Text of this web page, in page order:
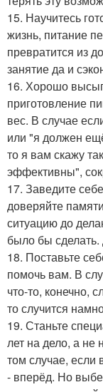
15. Научитесь
жизнь, питание
превратится из
занятие да и
16. Хорошо
приготовление
вес. В случае
или "я должен
то я вам скажу
эффективны",
17. Заведите
доверяйте
ситуацию до
было бы сделать.
18. Поставьте
помочь вам. В
что-то, конечно,
то случится
19. Станьте
лет на дело, а не
том случае, если
- вперёд. Но